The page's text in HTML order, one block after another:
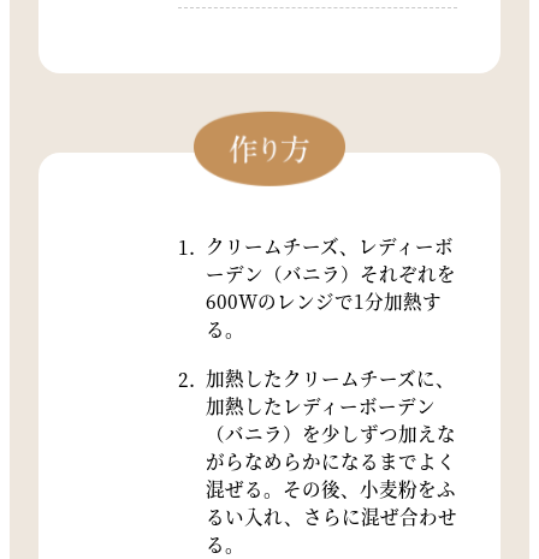
クリームチーズ、レディーボ
ーデン（バニラ）それぞれを
600Wのレンジで1分加熱す
る。
加熱したクリームチーズに、
加熱したレディーボーデン
（バニラ）を少しずつ加えな
がらなめらかになるまでよく
混ぜる。その後、小麦粉をふ
るい入れ、さらに混ぜ合わせ
る。